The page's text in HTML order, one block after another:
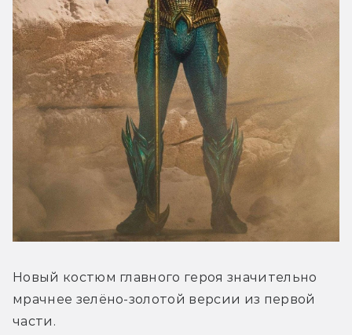
Новый костюм главного героя значительно
мрачнее зелёно-золотой версии из первой
части.